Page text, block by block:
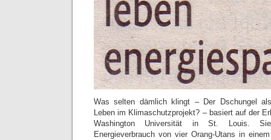
Was selten dämlich klingt – Der Dschungel
Leben im Klimaschutzprojekt? – basiert auf der
Washington Universität in St. Louis.
Energieverbrauch von vier Orang-Utans in